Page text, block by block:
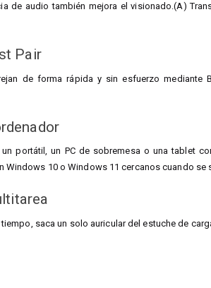
de audio también mejora el visionado.(A)
Pair
de forma rápida y sin esfuerzo
portátil, un PC de sobremesa o una tablet
10 o Windows 11 cercanos cuando
saca un solo auricular del estuche de